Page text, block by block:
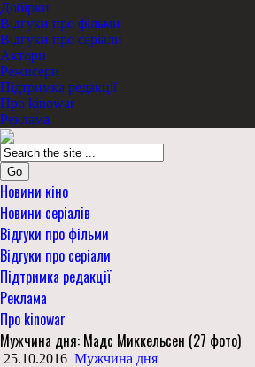
Добірки
Відгуки про фільми
Відгуки про серіали
Актори
Режисери
Підтримка редакції
Про kinowar
Реклама
Go
Новини кіно
Новини серіалів
Відгуки про фільми
Відгуки про серіали
Підтримка редакції
Реклама
Про kinowar
Мужчина дня: Мадс Миккельсен (27 фото)
25.10.2016 Мужчина дня